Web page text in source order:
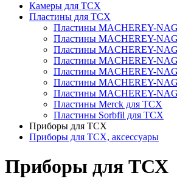
Камеры для ТСХ
Пластины для ТСХ
Пластины MACHEREY-
Пластины MACHEREY-
Пластины MACHEREY-
Пластины MACHEREY-
Пластины MACHEREY-
Пластины MACHEREY-
Пластины MACHEREY-
Пластины Merck для ТСХ
Пластины Sorbfil для ТСХ
Приборы для ТСХ
Приборы для ТСХ, аксессуары
Приборы для ТСХ